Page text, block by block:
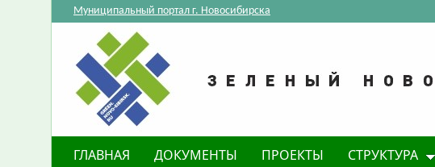
Муниципальный портал г. Новосибирска
ГЛАВНАЯ ДОКУМЕНТЫ ПРОЕКТЫ СТРУКТУРА